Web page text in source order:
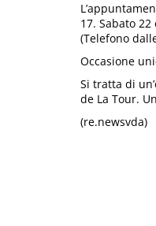
17. Sabato
(Telefono
Occasione
Si tratta di
de La Tour.
(re.newsvda)